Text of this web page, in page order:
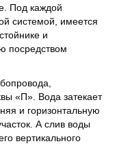
Под каждой
системой, имеется
и
посредством
«П». Вода затекает
и горизонтальную
А слив воды
вертикального